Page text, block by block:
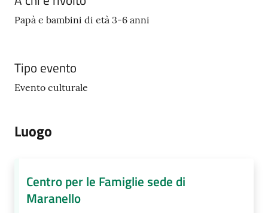
Papà e bambini di età 3-6 anni
Tipo evento
Evento culturale
Luogo
Centro per le Famiglie sede di
Maranello